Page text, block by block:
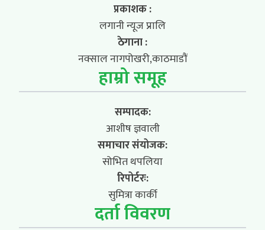
प्रकाशक :
लगानी न्यूज प्रालि
ठेगाना :
नक्साल नागपोखरी,काठमाडौं
हाम्रो समूह
सम्पादक:
आशीष ज्ञवाली
समाचार संयोजक:
सोभित थपलिया
रिपोर्टरः:
सुमित्रा कार्की
दर्ता विवरण